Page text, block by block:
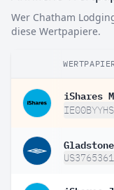
Wer Chatham
diese Wertpapiere.